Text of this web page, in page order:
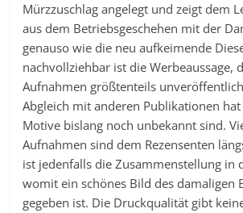
Mürzzuschlag angelegt und zeigt dem
aus dem Betriebsgeschehen mit der
genauso wie die neu aufkeimende
nachvollziehbar ist die Werbeaussage,
Aufnahmen größtenteils
Abgleich mit anderen Publikationen
Motive bislang noch unbekannt sind.
Aufnahmen sind dem Rezensenten
ist jedenfalls die Zusammenstellung in
womit ein schönes Bild des damaligen
gegeben ist. Die Druckqualität gibt